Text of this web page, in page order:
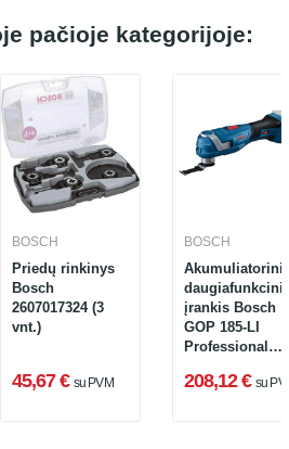
pačioje kategorijoje:
BOSCH
Priedų rinkinys
Bosch
2607017324 (3
vnt.)
45,67 € su PVM
BOSCH
įrankis Bosch
GOP 185-LI
Professional
208,12 € su